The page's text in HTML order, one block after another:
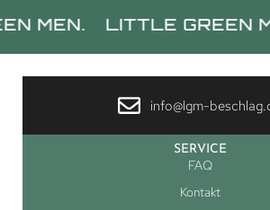
GREEN MEN. LITTLE
info@lgm-
SERVICE
FAQ
Kontakt